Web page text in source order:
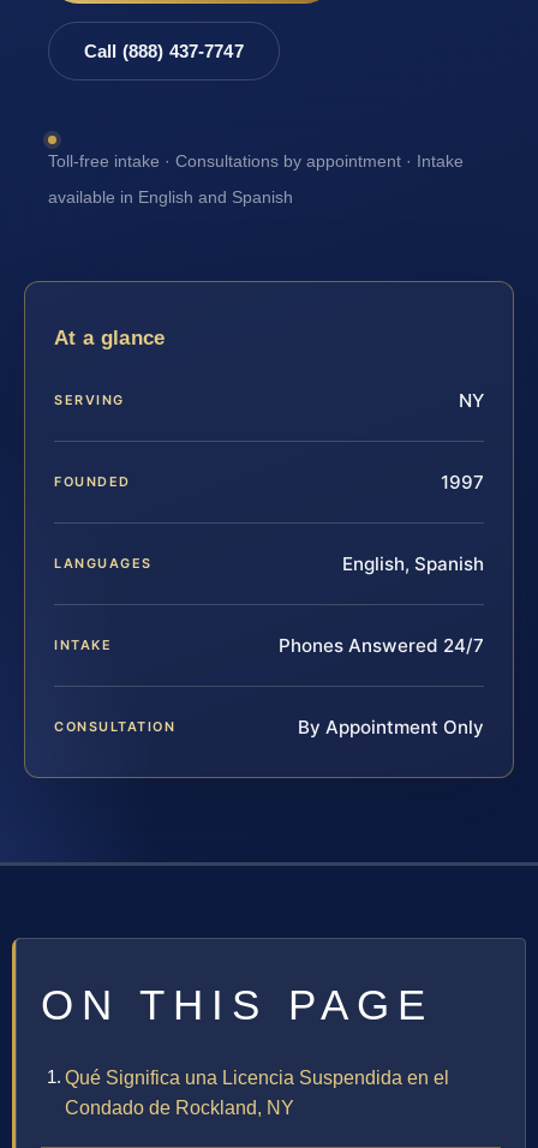
Call (888) 437-7747
Toll-free intake · Consultations by appointment · Intake
available in English and Spanish
At a glance
SERVING NY
FOUNDED 1997
LANGUAGES English, Spanish
INTAKE Phones Answered 24/7
CONSULTATION By Appointment Only
ON THIS PAGE
Qué Significa una Licencia Suspendida en el
Condado de Rockland, NY